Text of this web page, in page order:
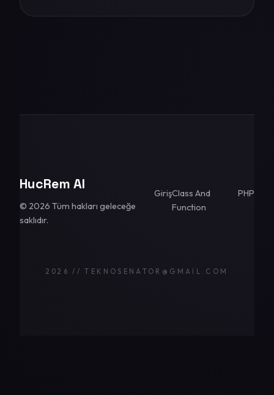
HucRem AI
© 2026 Tüm hakları geleceğe
saklıdır.
GirişClass And
Function
PHP
2026 // TEKNOSENATOR@GMAIL.COM